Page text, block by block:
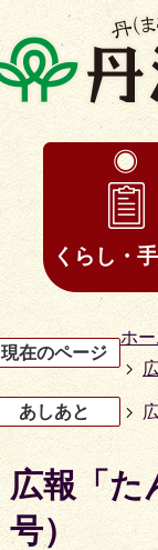
くらし・
現在のページ
ホー
あしあと
広報「た
号）